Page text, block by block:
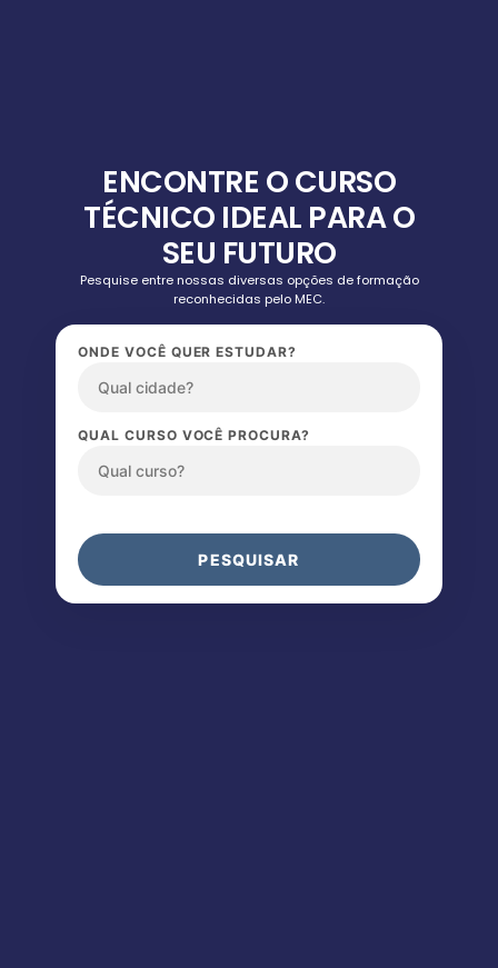
ENCONTRE O CURSO
TÉCNICO IDEAL PARA O
SEU FUTURO
Pesquise entre nossas diversas opções de formação
reconhecidas pelo MEC.
ONDE VOCÊ QUER ESTUDAR?
QUAL CURSO VOCÊ PROCURA?
PESQUISAR